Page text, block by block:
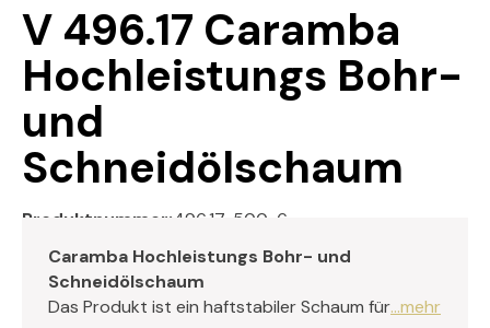
V 496.17 Caramba
Hochleistungs Bohr-
und
Schneidölschaum
Produktnummer: 496.17-500-6
Caramba Hochleistungs Bohr- und
Schneidölschaum
Das Produkt ist ein haftstabiler Schaum für...mehr